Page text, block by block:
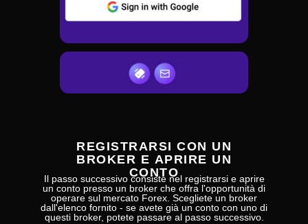
REGISTRARSI CON UN
BROKER E APRIRE UN
CONTO
Il passo successivo consiste nel registrarsi e aprire
un conto presso un broker che offra l'opportunità di
operare sul mercato Forex. Scegliete un broker
dall'elenco fornito - se avete già un conto con uno di
questi broker, potete passare al passo successivo.